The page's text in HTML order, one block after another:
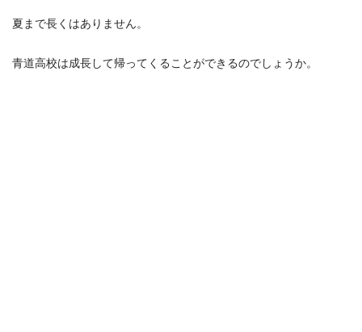
夏まで長くはありません。
青道高校は成長して帰ってくることができるのでしょうか。